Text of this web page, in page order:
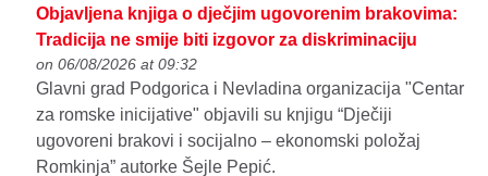
Objavljena knjiga o dječjim ugovorenim brakovima:
Tradicija ne smije biti izgovor za diskriminaciju
on 06/08/2026 at 09:32
Glavni grad Podgorica i Nevladina organizacija "Centar
za romske inicijative" objavili su knjigu “Dječiji
ugovoreni brakovi i socijalno – ekonomski položaj
Romkinja” autorke Šejle Pepić.